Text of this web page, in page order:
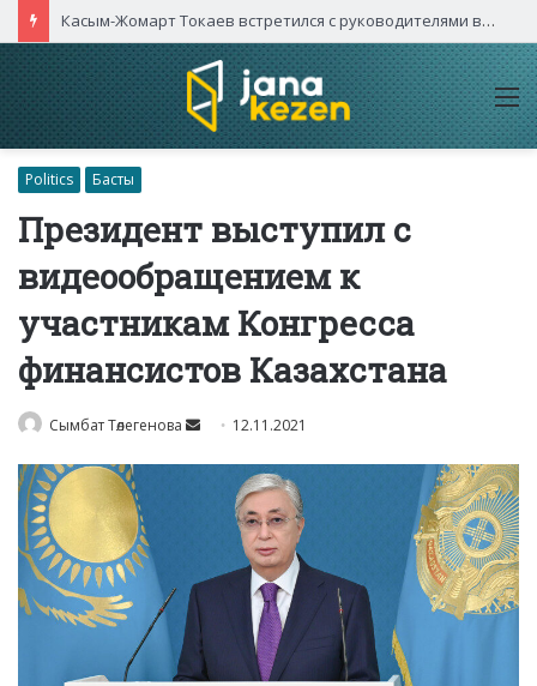
Касым-Жомарт Токаев встретился с руководителями высокотехнологичных компаний Китая
Politics Басты
Президент выступил с
видеообращением к
участникам Конгресса
финансистов Казахстана
Сымбат Төлегенова
Send 12.11.2021